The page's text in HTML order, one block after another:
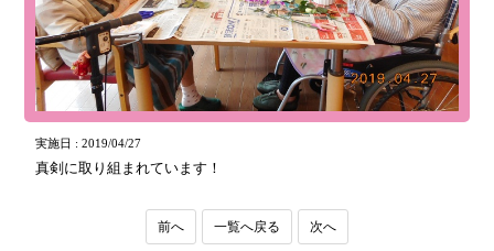
実施日 : 2019/04/27
真剣に取り組まれています！
前へ 一覧へ戻る 次へ